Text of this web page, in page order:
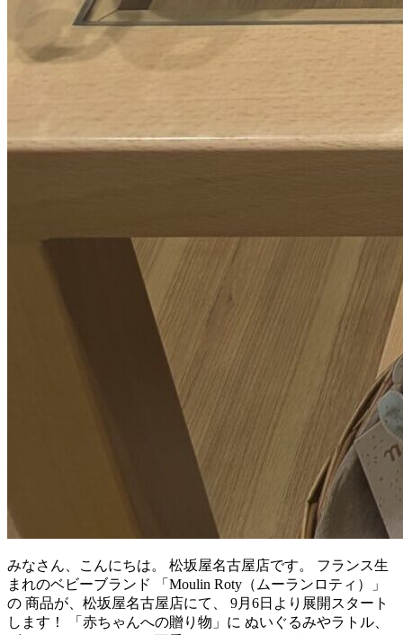
みなさん、こんにちは。 松坂屋名古屋店です。 フランス生
まれのベビーブランド 「Moulin Roty（ムーランロティ）」
の 商品が、松坂屋名古屋店にて、 9月6日より展開スタート
します！ 「赤ちゃんへの贈り物」に ぬいぐるみやラトル、